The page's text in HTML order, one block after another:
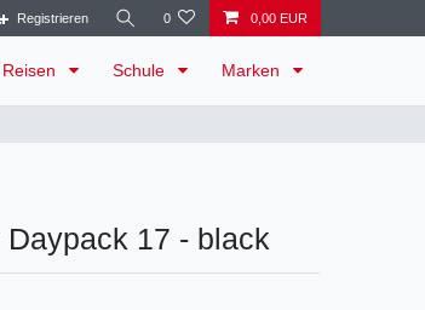
Registrieren 0 0,00 EUR
Reisen Schule Marken
17 - black